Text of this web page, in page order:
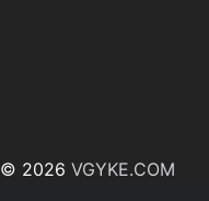
© 2026 VGYKE.COM